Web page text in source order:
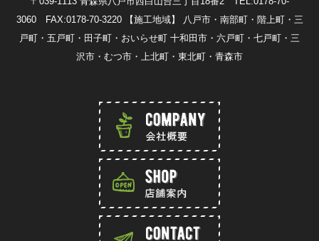
3060 FAX:0178-70-3220
【施工地域】 八戸市・南部町・階上町・三
戸町・五戸町・田子町・おいらせ町 十和田市・六戸町・七戸町・三
沢市・むつ市・上北町・東北町・青森市